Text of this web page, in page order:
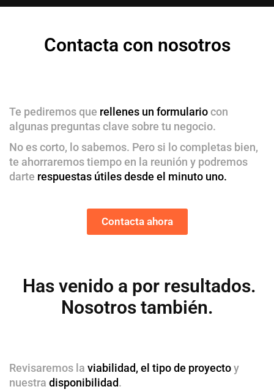
Contacta con nosotros
Te pediremos que rellenes un formulariocon
algunas preguntas clave sobre tu negocio.
No es corto, lo sabemos. Pero si lo completas bien,
te ahorraremos tiempo en la reunión y podremos
darte respuestas útiles desde el minuto uno.
Contacta ahora
Has venido a por resultados.
Nosotros también.
Revisaremos la viabilidad, el tipo de proyectoy
nuestra disponibilidad.